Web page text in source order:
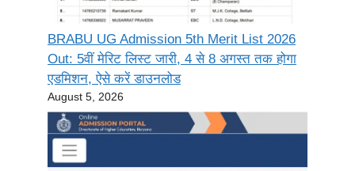
BRABU UG Admission 5th Merit List 2026
Out: 5वीं मेरिट लिस्ट जारी, 4 से 8 अगस्त तक होगा
एडमिशन, ऐसे करें डाउनलोड
August 5, 2026